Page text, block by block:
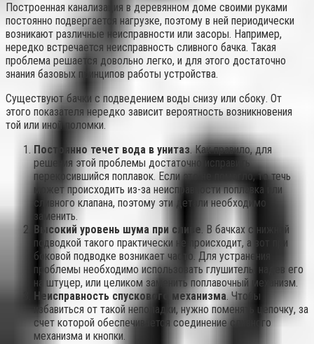
Построенная канализация в деревянном доме своими руками
постоянно подвергается нагрузке, поэтому в ней периодически
возникают различные неисправности или засоры. Например,
нередко встречается неисправность сливного бачка. Такая
проблема решается довольно легко, и для этого достаточно
знания базовых принципов работы устройства.
Существуют бачки с подведением воды снизу или сбоку. От
этого показателя нередко зависит вероятность возникновения
той или иной поломки.
Постоянно течет вода в унитаз. Как правило, для
решения этой проблемы достаточно исправить
перекосившийся поплавок. Если это не помогло, то течь
может происходить из-за неисправности поплавка или
сливного клапана, поэтому эти детали необходимо
заменить.
Высокий уровень шума при сливе. В бачках с нижней
подводкой такого практически не происходит, а вот при
боковой подводке возникает часто. Для устранения
проблемы необходимо использовать глушитель, надев его
на штуцер, или целиком заменить поплавочный механизм.
Неисправность спускового механизма. Чтобы
избавиться от такой неполадки, нужно поменять цепочку, за
счет которой обеспечивается соединение сливного
механизма и кнопки.